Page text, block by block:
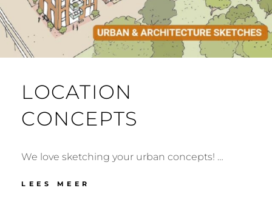
LOCATION
CONCEPTS
We love sketching your urban concepts! …
LEES MEER